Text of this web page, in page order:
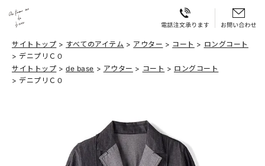
サイトトップ すべてのアイテム アウター コート
ロングコート
デニプリＣＯ
サイトトップ
de base アウター コート
ロングコート
デニプリＣＯ